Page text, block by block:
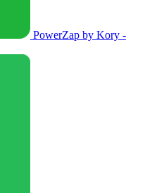
PowerZap by Kory -